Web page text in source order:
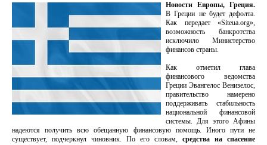
Новости Европы, Греция.
В Греции не будет дефолта.
Как передает «Siteua.org»,
возможность банкротства
исключило Министерство
финансов страны.
Как отметил глава
финансового ведомства
Греции Эвангелос Венизелос,
правительство намерено
поддерживать стабильность
национальной финансовой
системы. Для этого Афины
надеются получить всю обещанную финансовую помощь. Иного пути не
существует, подчеркнул чиновник. По его словам, средства на спасение